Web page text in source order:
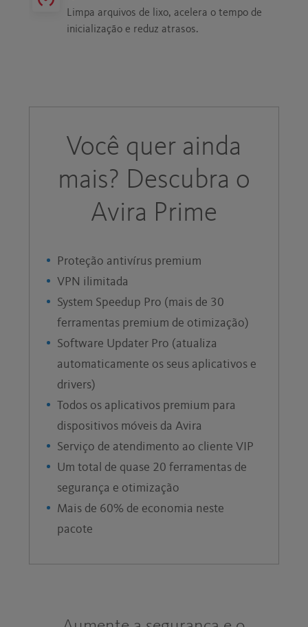
Limpa arquivos de lixo, acelera o tempo de
inicialização e reduz atrasos.
Você quer ainda
mais? Descubra o
Avira Prime
Proteção antivírus premium
VPN ilimitada
System Speedup Pro (mais de 30
ferramentas premium de otimização)
Software Updater Pro (atualiza
automaticamente os seus aplicativos e
drivers)
Todos os aplicativos premium para
dispositivos móveis da Avira
Serviço de atendimento ao cliente VIP
Um total de quase 20 ferramentas de
segurança e otimização
Mais de 60% de economia neste
pacote